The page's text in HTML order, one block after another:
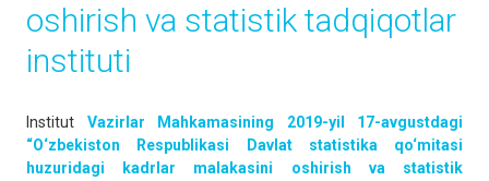
oshirish vа stаtistik tаdqiqotlаr
instituti
Institut Vаzirlаr Mahkamasining 2019-yil 17-avgustdagi
“O‘zbekiston Respublikasi Davlat statistika qo‘mitasi
huzuridagi kadrlar malakasini oshirish va statistik